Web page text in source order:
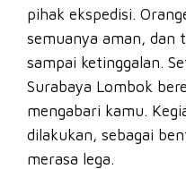
pihak ekspedisi.
semuanya aman, dan
sampai ketinggalan.
Surabaya Lombok
mengabari kamu.
dilakukan, sebagai
merasa lega.